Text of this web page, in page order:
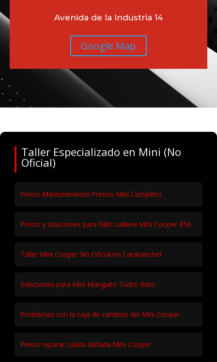
Avenida de la Industria 14
Google Map
Taller Especializado en Mini (No
Oficial)
Precio Mantenimiento Frenos Mini Completo
Precio y soluciones para fallo cadena Mini Cooper R56
Taller Mini Cooper No Oficial en Carabanchel
Soluciones para Mini Manguito Turbo Roto
Problemas con la caja de cambios del Mini Cooper
Precio reparar culata dañada Mini Cooper